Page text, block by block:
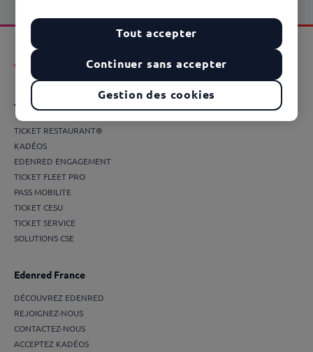
Toutes les solutions
TICKET RESTAURANT®
KADÉOS
EDENRED ENGAGEMENT
TICKET FLEET PRO
PASS MOBILITE
TICKET CESU
TICKET SERVICE
SOLUTIONS CSE
Edenred France
DÉCOUVREZ EDENRED
REJOIGNEZ-NOUS
CONTACTEZ-NOUS
ACCEPTEZ KADÉOS
Gestion des cookies
Continuer sans accepter
Tout accepter